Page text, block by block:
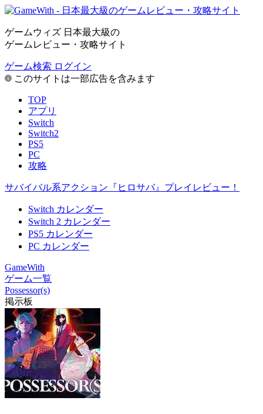
ゲームウィズ 日本最大級の
ゲームレビュー・攻略サイト
ゲーム検索 ログイン
このサイトは一部広告を含みます
TOP
アプリ
Switch
Switch2
PS5
PC
攻略
サバイバル系アクション『ヒロサバ』プレイレビュー！
Switch カレンダー
Switch 2 カレンダー
PS5 カレンダー
PC カレンダー
GameWith
ゲーム一覧
Possessor(s)
掲示板